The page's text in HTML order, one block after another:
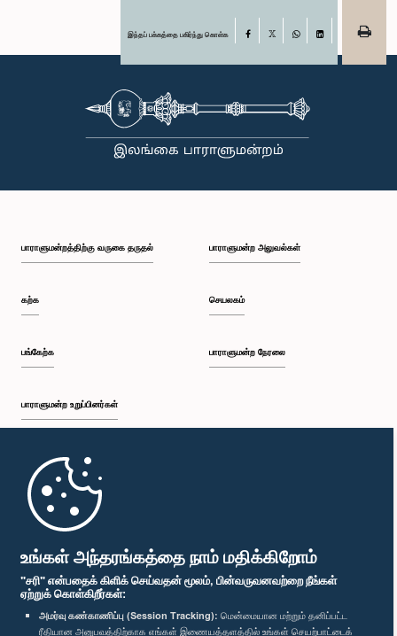
உங்கள் அந்தரங்கத்தை நாம் மதிக்கிறோம்
"சரி" என்பதைக் கிளிக் செய்வதன் மூலம், பின்வருவனவற்றை நீங்கள்
ஏற்றுக் கொள்கிறீர்கள்:
அமர்வு கண்காணிப்பு (Session Tracking): மென்மையான மற்றும் தனிப்பட்ட
ரீதியான அனுபவத்திற்காக எங்கள் இணையத்தளத்தில் உங்கள் செயற்பாட்டைக்
இந்தப் பக்கத்தை பகிர்ந்து கொள்க Facebook
பாராளுமன்றத்திற்கு வருகை தருதல்
கற்க
பங்கேற்க
பாராளுமன்ற உறுப்பினர்கள்
முதற்பக்கம்
பாராளுமன்ற அலுவல்கள்
செயலகம்
பாராளுமன்ற நேரலை
பாராளுமன்ற கையடக்க செயலி
எம்மை பின்தொடர்க :